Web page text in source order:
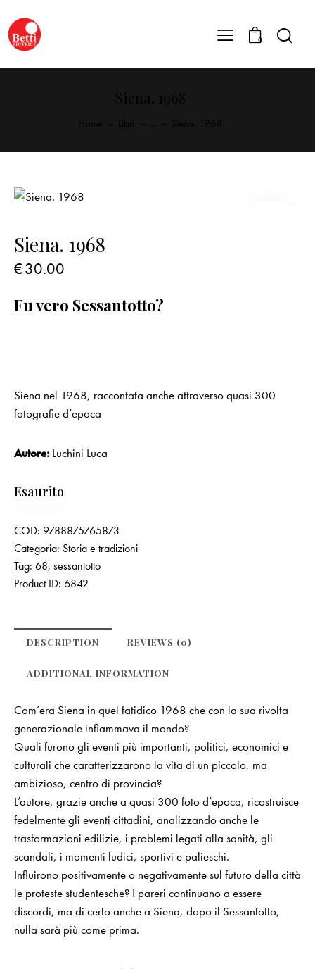
0
Siena. 1968
€30.00
Fu vero Sessantotto?
Siena nel 1968, raccontata anche attraverso quasi 300
fotografie d’epoca
Autore: Luchini Luca
Esaurito
COD: 9788875765873
Categoria: Storia e tradizioni
Tag: 68, sessantotto
Product ID: 6842
DESCRIPTION REVIEWS (0)
ADDITIONAL INFORMATION
Com’era Siena in quel fatidico 1968 che con la sua rivolta
generazionale infiammava il mondo?
Quali furono gli eventi più importanti, politici, economici e
culturali che caratterizzarono la vita di un piccolo, ma
ambizioso, centro di provincia?
L’autore, grazie anche a quasi 300 foto d’epoca, ricostruisce
fedelmente gli eventi cittadini, analizzando anche le
trasformazioni edilizie, i problemi legati alla sanità, gli
scandali, i momenti ludici, sportivi e palieschi.
Influirono positivamente o negativamente sul futuro della città
le proteste studentesche? I pareri continuano a essere
discordi, ma di certo anche a Siena, dopo il Sessantotto,
nulla sarà più come prima.